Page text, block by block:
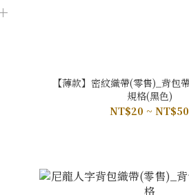
【薄款】密紋織帶(零售)_背包
規格(黑色)
NT$20 ~ NT$50